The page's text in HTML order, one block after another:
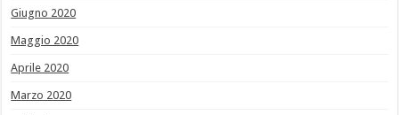
Giugno 2020
Maggio 2020
Aprile 2020
Marzo 2020